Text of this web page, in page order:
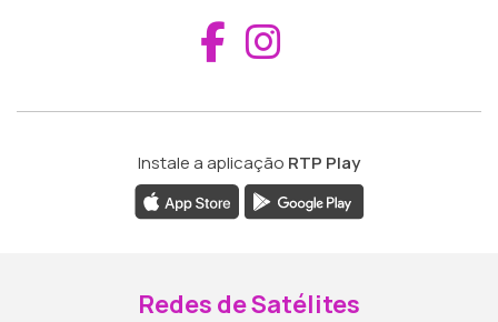
Aceder ao
Instale a aplicação RTP Play
Redes de Satélites